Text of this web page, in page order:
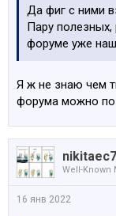
Да фиг с ними
Пару
форуме уже
Я ж не знаю чем
форума можно по
Well-Known
16 янв 2022